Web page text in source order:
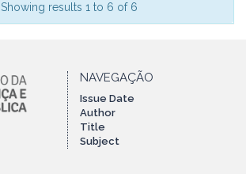
Showing results 1 to 6 of 6
NAVEGAÇÃO
Issue Date
Author
Title
Subject